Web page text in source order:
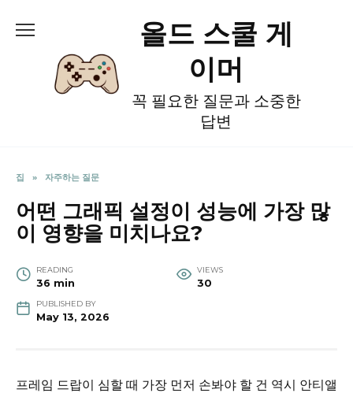
올드 스쿨 게
이머
꼭 필요한 질문과 소중한
답변
집 » 자주하는 질문
어떤 그래픽 설정이 성능에 가장 많
이 영향을 미치나요?
READING
36 min
VIEWS
30
PUBLISHED BY
May 13, 2026
프레임 드랍이 심할 때 가장 먼저 손봐야 할 건 역시 안티앨